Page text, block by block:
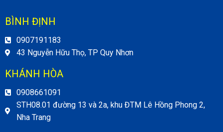
BÌNH ĐỊNH
0907191183
43 Nguyễn Hữu Thọ, TP Quy Nhơn
KHÁNH HÒA
0908661091
STH08.01 đường 13 và 2a, khu ĐTM Lê Hồng Phong 2,
Nha Trang